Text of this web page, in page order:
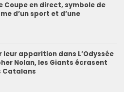
Coupe en direct, symbole de
d’un sport et d’une
leur apparition dans L’Odyssée
Nolan, les Giants écrasent
Catalans